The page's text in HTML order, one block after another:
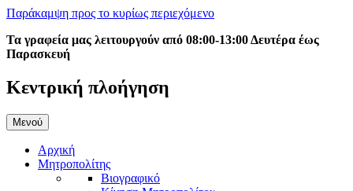
Παράκαμψη προς το κυρίως περιεχόμενο
Τα γραφεία μας λειτουργούν από 08:00-13:00 Δευτέρα έως
Παρασκευή
Κεντρική πλοήγηση
Μενού
Αρχική
Μητροπολίτης
Βιογραφικό